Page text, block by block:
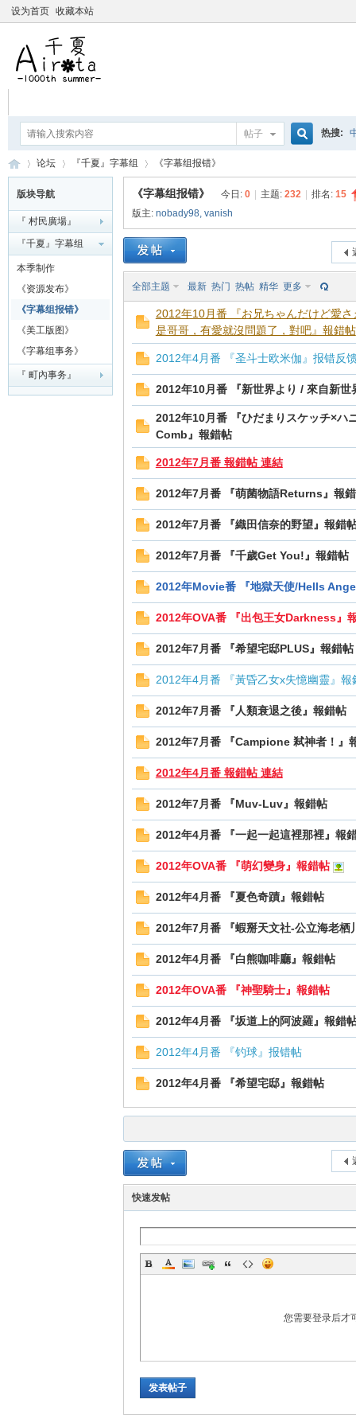
设为首页 收藏本站
帖子 热搜:
摇曳百
千 »
论坛
›
『千夏』字幕组
›
《字幕组报错》
版块导航
『 村民廣場』
『千夏』字幕组
本季制作
《资源发布》
《字幕组报错》
《美工版图》
《字幕组事务》
『 町內事务』
《字幕组报错》 今日: 0 主题: 232 排名: 15
版主: nobady98, vanish
全部主题 最新 热门 热帖 精华 更多
2012年10月番 『お兄ちゃんだけど愛
是哥哥，有愛就沒問題了，對吧』報錯帖
2012年4月番 『圣斗士欧米伽』报错反
2012年10月番 『新世界より / 來自新世
2012年10月番 『ひだまりスケッチ×ハ
Comb』報錯帖
2012年7月番 報錯帖 連結
2012年7月番 『萌菌物語Returns』報
2012年7月番 『織田信奈的野望』報錯
2012年7月番 『千歲Get You!』報錯帖
2012年Movie番 『地獄天使/Hells
2012年OVA番 『出包王女Darkness』
2012年7月番 『希望宅邸PLUS』報錯帖
2012年4月番 『黃昏乙女x失憶幽靈』報
2012年7月番 『人類衰退之後』報錯帖
2012年7月番 『Campione 弒神者！』
2012年4月番 報錯帖 連結
2012年7月番 『Muv-Luv』報錯帖
2012年4月番 『一起一起這裡那裡』報
2012年OVA番 『萌幻變身』報錯帖
2012年4月番 『夏色奇蹟』報錯帖
2012年7月番 『蝦掰天文社-公立海老栖
2012年4月番 『白熊咖啡廳』報錯帖
2012年OVA番 『神聖騎士』報錯帖
2012年4月番 『坂道上的阿波羅』報錯
2012年4月番 『钓球』报错帖
2012年4月番 『希望宅邸』報錯帖
快速发帖
您需要登录后才
发表帖子